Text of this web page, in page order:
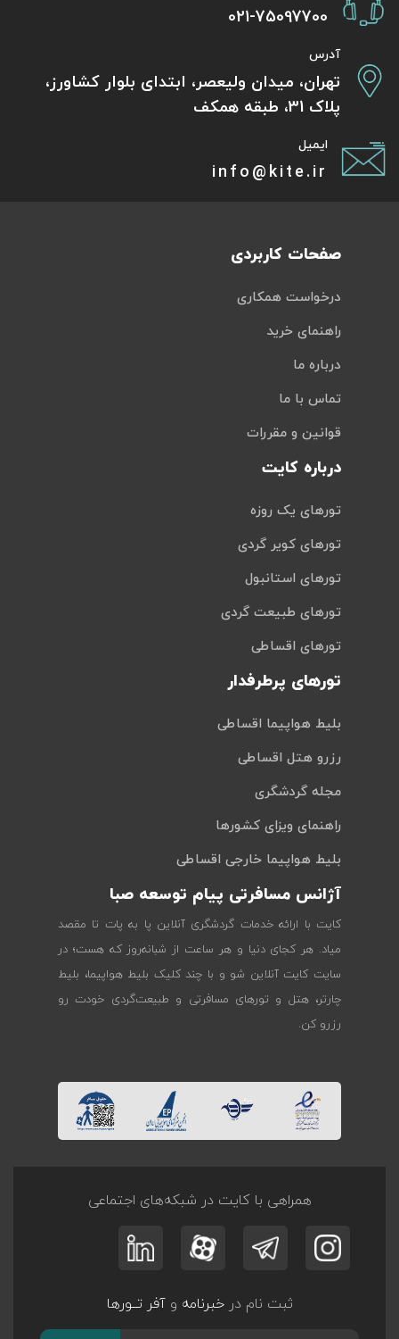
021-75097700
آدرس
تهران، میدان ولیعصر، ابتدای بلوار کشاورز،
پلاک 31، طبقه همکف
ایمیل
info@kite.ir
صفحات کاربردی
درخواست همکاری
راهنمای خرید
درباره ما
تماس با ما
قوانین و مقررات
درباره کایت
تورهای یک روزه
تورهای کویر گردی
تورهای استانبول
تورهای طبیعت گردی
تورهای اقساطی
تورهای پرطرفدار
بلیط هواپیما اقساطی
رزرو هتل اقساطی
مجله گردشگری
راهنمای ویزای کشورها
بلیط هواپیما خارجی اقساطی
آژانس مسافرتی پیام توسعه صبا
کایت با ارائه خدمات گردشگری آنلاین پا به پات تا مقصد
میاد. هر کجای دنیا و هر ساعت از شبانه‌روز که هست؛ در
سایت کایت آنلاین شو و با چند کلیک بلیط هواپیما، بلیط
چارتر، هتل و تورهای مسافرتی و طبیعت‌گردی خودت رو
رزرو کن.
همراهی با کایت در شبکه‌های اجتماعی
ثبت نام درخبرنامه وآفر تــورها